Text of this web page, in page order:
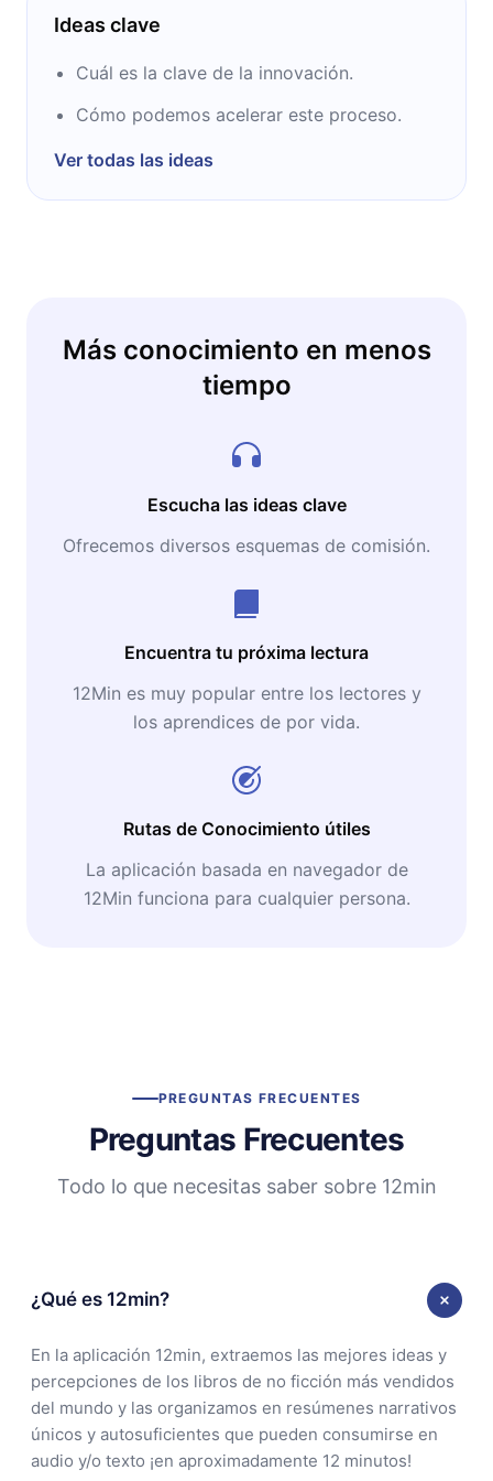
Ideas clave
Cuál es la clave de la innovación.
Cómo podemos acelerar este proceso.
Ver todas las ideas
Más conocimiento en menos
tiempo
Escucha las ideas clave
Ofrecemos diversos esquemas de comisión.
Encuentra tu próxima lectura
12Min es muy popular entre los lectores y
los aprendices de por vida.
Rutas de Conocimiento útiles
La aplicación basada en navegador de
12Min funciona para cualquier persona.
PREGUNTAS FRECUENTES
Preguntas Frecuentes
Todo lo que necesitas saber sobre 12min
¿Qué es 12min?
En la aplicación 12min, extraemos las mejores ideas y
percepciones de los libros de no ficción más vendidos
del mundo y las organizamos en resúmenes narrativos
únicos y autosuficientes que pueden consumirse en
audio y/o texto ¡en aproximadamente 12 minutos!